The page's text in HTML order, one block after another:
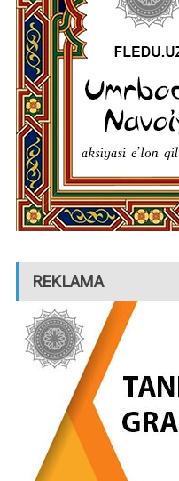
REKLAMA